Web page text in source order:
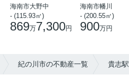
海南市大野中
- (115.93㎡)
869万7,300円
海南市幡川
- (200.55㎡)
900万円
紀の川市の不動産一覧 貴志駅